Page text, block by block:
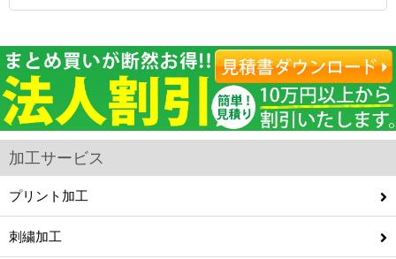
加工サービス
プリント加工
刺繍加工